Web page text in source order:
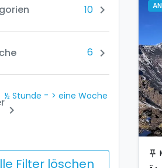
10 chevron_right
6 chevron_right
½ Stunde - > eine Woche
chevron_right
Filter löschen
push_pin